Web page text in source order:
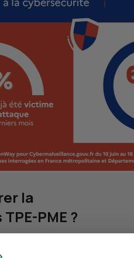
la
TPE-PME ?
les obstacles invoqués